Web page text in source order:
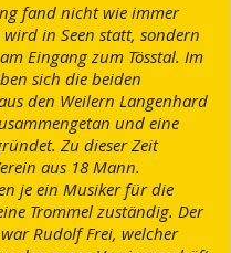
fand nicht wie immer
in Seen statt, sondern
Eingang zum Tösstal. Im
sich die beiden
den Weilern Langenhard
und eine
Zu dieser Zeit
aus 18 Mann.
je ein Musiker für die
Trommel zuständig. Der
Rudolf Frei, welcher